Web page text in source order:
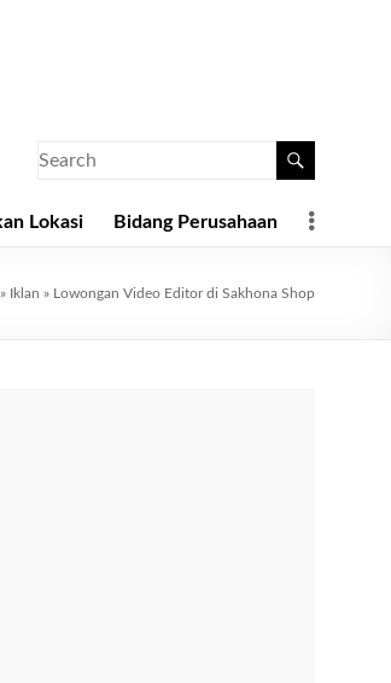
Lokasi Bidang Perusahaan
» Iklan » Lowongan Video Editor di Sakhona Shop